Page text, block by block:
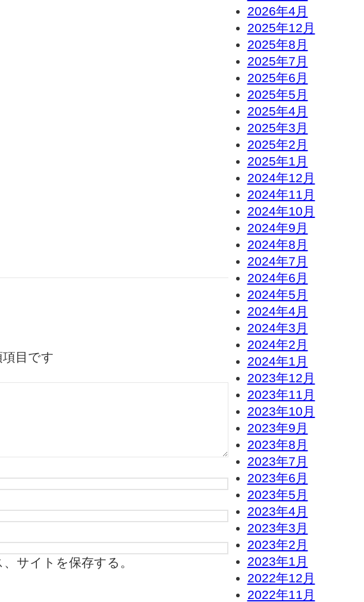
目です
サイトを保存する。
2026年4月
2025年12月
2025年8月
2025年7月
2025年6月
2025年5月
2025年4月
2025年3月
2025年2月
2025年1月
2024年12月
2024年11月
2024年10月
2024年9月
2024年8月
2024年7月
2024年6月
2024年5月
2024年4月
2024年3月
2024年2月
2024年1月
2023年12月
2023年11月
2023年10月
2023年9月
2023年8月
2023年7月
2023年6月
2023年5月
2023年4月
2023年3月
2023年2月
2023年1月
2022年12月
2022年11月